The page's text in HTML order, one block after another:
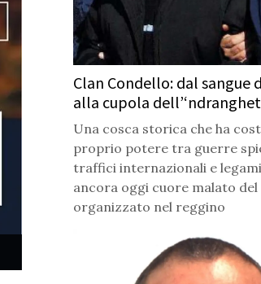
Clan Condello: dal sangue
alla cupola
Una cosca storica che ha
proprio potere tra guerre
traffici internazionali e
ancora oggi cuore malato
organizzato nel reggino